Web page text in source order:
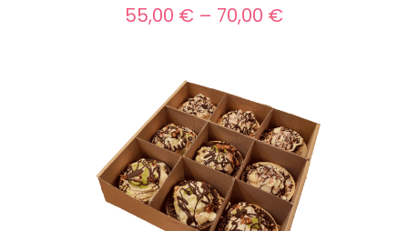
55,00 € – 70,00 €Preisspanne:
70,00 €